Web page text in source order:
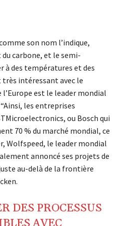
son nom l’indique,
carbone, et le semi-
des températures et des
très intéressant avec le
l’Europe est le leader mondial
les entreprises
ou Bosch qui
70 % du marché mondial, ce
Wolfspeed, le leader mondial
annoncé ses projets de
au-delà de la frontière
DES PROCESSUS